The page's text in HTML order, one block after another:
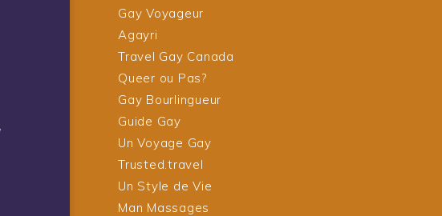
Gay Voyageur
Agayri
Travel Gay Canada
Queer ou Pas?
Gay Bourlingueur
Guide Gay
Un Voyage Gay
Trusted.travel
Un Style de Vie
Man Massages